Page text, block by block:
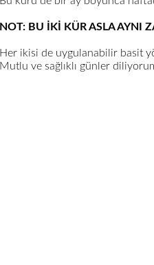
NOT: BU İKİ KÜR ASLA AYNI
Her ikisi de uygulanabilir basit
Mutlu ve sağlıklı günler